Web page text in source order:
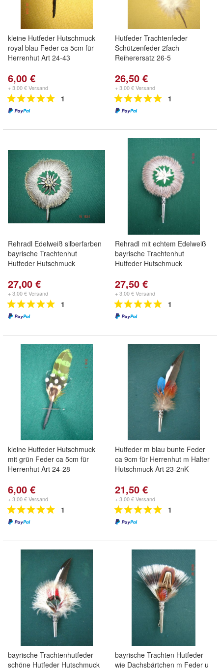
kleine Hutfeder Hutschmuck
royal blau Feder ca 5cm für
Herrenhut Art 24-43
6,00 €
+ 3,00 € Versand
1
Hutfeder Trachtenfeder
Schützenfeder 2fach
Reiherersatz 26-5
26,50 €
+ 3,00 € Versand
1
Rehradl Edelweiß silberfarben
bayrische Trachtenhut
Hutfeder Hutschmuck
27,00 €
+ 3,00 € Versand
1
Rehradl mit echtem Edelweiß
bayrische Trachtenhut
Hutfeder Hutschmuck
27,50 €
+ 3,00 € Versand
1
kleine Hutfeder Hutschmuck
mit grün Feder ca 5cm für
Herrenhut Art 24-28
6,00 €
+ 3,00 € Versand
1
Hutfeder m blau bunte Feder
ca 9cm für Herrenhut m Halter
Hutschmuck Art 23-2nK
21,50 €
+ 3,00 € Versand
1
bayrische Trachtenhutfeder
schöne Hutfeder Hutschmuck
bayrische Trachten Hutfeder
wie Dachsbärtchen m Feder u